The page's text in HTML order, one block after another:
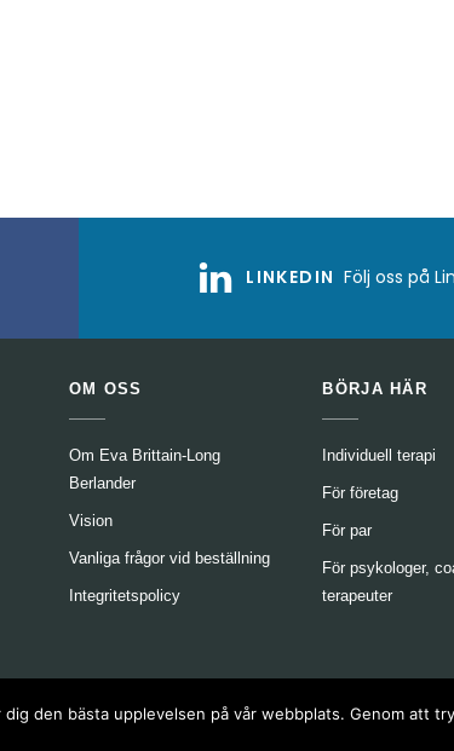
LINKEDIN Följ oss på
OM OSS
Om Eva Brittain-Long
Berlander
Vision
Vanliga frågor vid beställning
Integritetspolicy
BÖRJA HÄR
Individuell terapi
För företag
För par
För psykologer,
terapeuter
den bästa upplevelsen på vår webbplats. Genom att